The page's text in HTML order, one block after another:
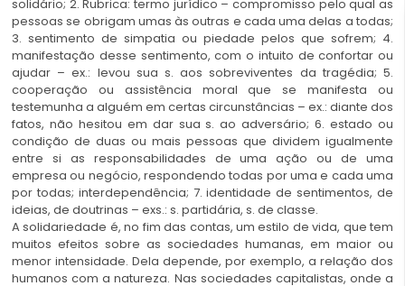
solidário; 2. Rubrica: termo jurídico – compromisso pelo qual as
pessoas se obrigam umas às outras e cada uma delas a todas;
3. sentimento de simpatia ou piedade pelos que sofrem; 4.
manifestação desse sentimento, com o intuito de confortar ou
ajudar – ex.: levou sua s. aos sobreviventes da tragédia; 5.
cooperação ou assistência moral que se manifesta ou
testemunha a alguém em certas circunstâncias – ex.: diante dos
fatos, não hesitou em dar sua s. ao adversário; 6. estado ou
condição de duas ou mais pessoas que dividem igualmente
entre si as responsabilidades de uma ação ou de uma
empresa ou negócio, respondendo todas por uma e cada uma
por todas; interdependência; 7. identidade de sentimentos, de
ideias, de doutrinas – exs.: s. partidária, s. de classe.
A solidariedade é, no fim das contas, um estilo de vida, que tem
muitos efeitos sobre as sociedades humanas, em maior ou
menor intensidade. Dela depende, por exemplo, a relação dos
humanos com a natureza. Nas sociedades capitalistas, onde a